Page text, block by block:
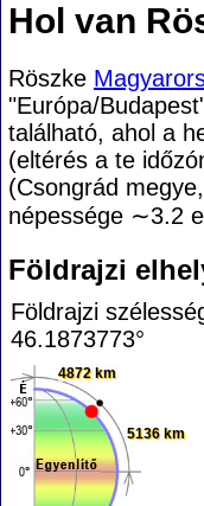
Hol van
Röszke
"Európa/
található, ahol a
(eltérés a te
(Csongrád
népessége ∼3.2
Földrajzi
Földrajzi
46.1873773°
4872 km
5136 km